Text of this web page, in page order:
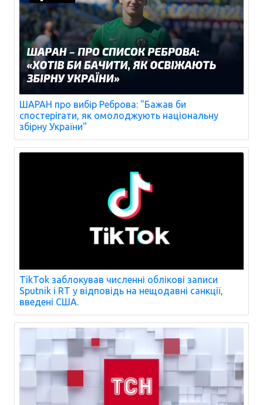
ШАРАН про вибір Реброва: "Бажав би
спостерігати, як омолоджують національну
збірну України"
TikTok заблокував численні облікові записи
Sputnik і RT у відповідь на нещодавні санкції,
введені США.